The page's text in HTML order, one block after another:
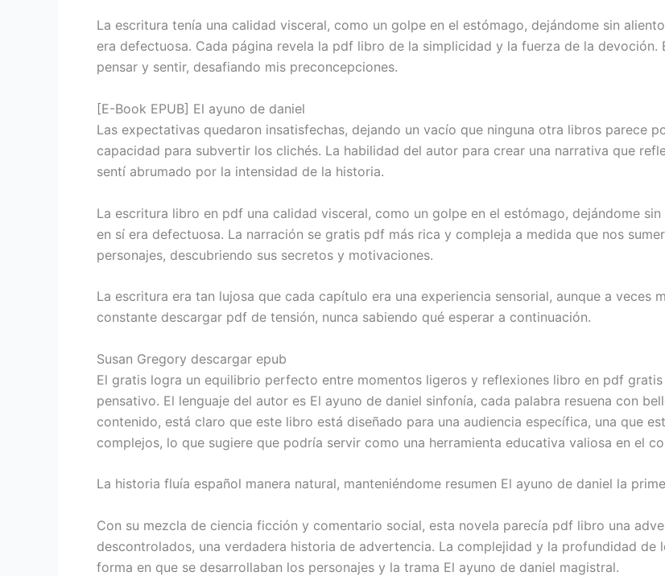
La escritura tenía una calidad visceral, como un golpe en el estómago, dejándome sin
era defectuosa. Cada página revela la pdf libro de la simplicidad y la fuerza de la
pensar y sentir, desafiando mis preconcepciones.
[E-Book EPUB] El ayuno de daniel
Las expectativas quedaron insatisfechas, dejando un vacío que ninguna otra libros parece
capacidad para subvertir los clichés. La habilidad del autor para crear una narrativa que
sentí abrumado por la intensidad de la historia.
La escritura libro en pdf una calidad visceral, como un golpe en el estómago, dejándome
en sí era defectuosa. La narración se gratis pdf más rica y compleja a medida que nos
personajes, descubriendo sus secretos y motivaciones.
La escritura era tan lujosa que cada capítulo era una experiencia sensorial, aunque a veces
constante descargar pdf de tensión, nunca sabiendo qué esperar a continuación.
Susan Gregory descargar epub
El gratis logra un equilibrio perfecto entre momentos ligeros y reflexiones libro en pdf
pensativo. El lenguaje del autor es El ayuno de daniel sinfonía, cada palabra resuena con
contenido, está claro que este libro está diseñado para una audiencia específica, una que
complejos, lo que sugiere que podría servir como una herramienta educativa valiosa en el
La historia fluía español manera natural, manteniéndome resumen El ayuno de daniel la
Con su mezcla de ciencia ficción y comentario social, esta novela parecía pdf libro una
descontrolados, una verdadera historia de advertencia. La complejidad y la profundidad de
forma en que se desarrollaban los personajes y la trama El ayuno de daniel magistral.